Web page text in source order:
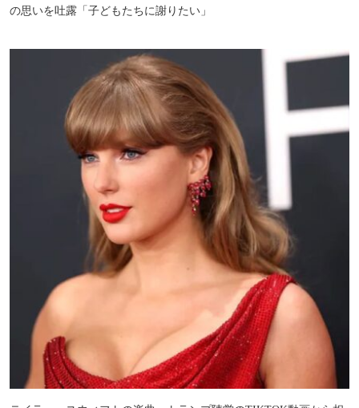
の思いを吐露「子どもたちに謝りたい」